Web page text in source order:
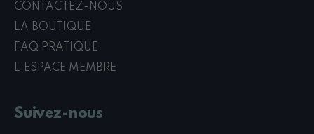
Suivez-nous
CONTACTEZ-NOUS
LA BOUTIQUE
FAQ PRATIQUE
L'ESPACE MEMBRE